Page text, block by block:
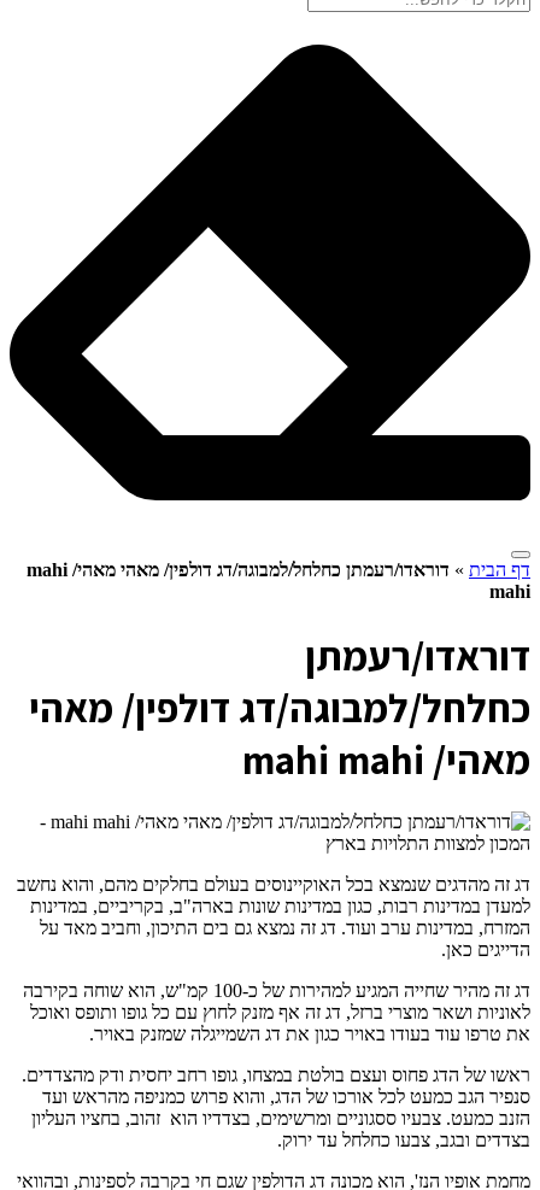
דף הבית »
דוראדו/רעמתן כחלחל/למבוגה/דג דולפין/ מאהי מאהי/ mahi
mahi
דוראדו/רעמתן
כחלחל/למבוגה/דג דולפין/ מאהי
מאהי/ mahi mahi
דג זה מהדגים שנמצא בכל האוקיינוסים בעולם בחלקים מהם, והוא נחשב
למעדן במדינות רבות, כגון במדינות שונות בארה"ב, בקריביים, במדינות
המזרח, במדינות ערב ועוד. דג זה נמצא גם בים התיכון, וחביב מאד על
הדייגים כאן.
דג זה מהיר שחייה המגיע למהירות של כ-100 קמ"ש, הוא שוחה בקירבה
לאוניות ושאר מוצרי ברזל, דג זה אף מזנק לחוץ עם כל גופו ותופס ואוכל
את טרפו עוד בעודו באויר כגון את דג השמייגלה שמזנק באויר.
ראשו של הדג פחוס ועצם בולטת במצחו, גופו רחב יחסית ודק מהצדדים.
סנפיר הגב כמעט לכל אורכו של הדג, והוא פרוש כמניפה מהראש ועד
הזנב כמעט. צבעיו ססגוניים ומרשימים, בצדדיו הוא זהוב, בחציו העליון
בצדדים ובגב, צבעו כחלחל עד ירוק.
מחמת אופיו הנז', הוא מכונה דג הדולפין שגם חי בקרבה לספינות, ובהוואי